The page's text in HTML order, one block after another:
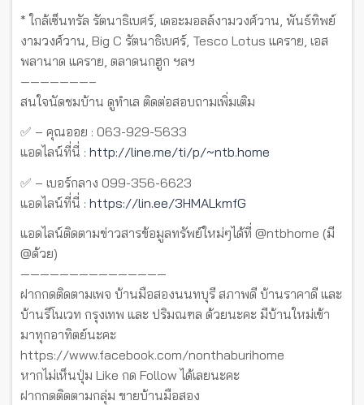
* ใกล้เซ็นทรัล รัตนาธิเบศร์, เดอะมอลล์งามวงศ์วาน, พันธ์ทิพย์
งามวงศ์วาน, Big C รัตนาธิเบศร์, Tesco Lotus แคราย, เอส
พลานาด แคราย, ตลาดนกฮูก ฯลฯ
———————–
สนใจนัดชมบ้าน ดูทำเล ติดต่อสอบถามเพิ่มเติม
✅ – คุณออย : 063-929-5633
แอดไลน์ที่นี่ : http://line.me/ti/p/~ntb.home
✅ – เบอร์กลาง 099-356-6623
แอดไลน์ที่นี่ : https://lin.ee/3HMALkmfG
แอดไลน์ติดตามข่าวสารข้อมูลทรัพย์ใหม่ๆได้ที่ @ntbhome (มี
@ด้วย)
———————————————
ฝากกดติดตามเพจ บ้านมือสองนนทบุรี สภาพดี บ้านราคาดี และ
บ้านรีโนเวท กรุงเทพ และ ปริมณฑล ด้วยนะคะ มีบ้านใหม่เข้า
มาทุกอาทิตย์นะคะ
https://www.facebook.com/nonthaburihome
หากไม่เห็นปุ่ม Like กด Follow ได้เลยนะคะ
ฝากกดติดตามกลุ่ม ขายบ้านมือสอง